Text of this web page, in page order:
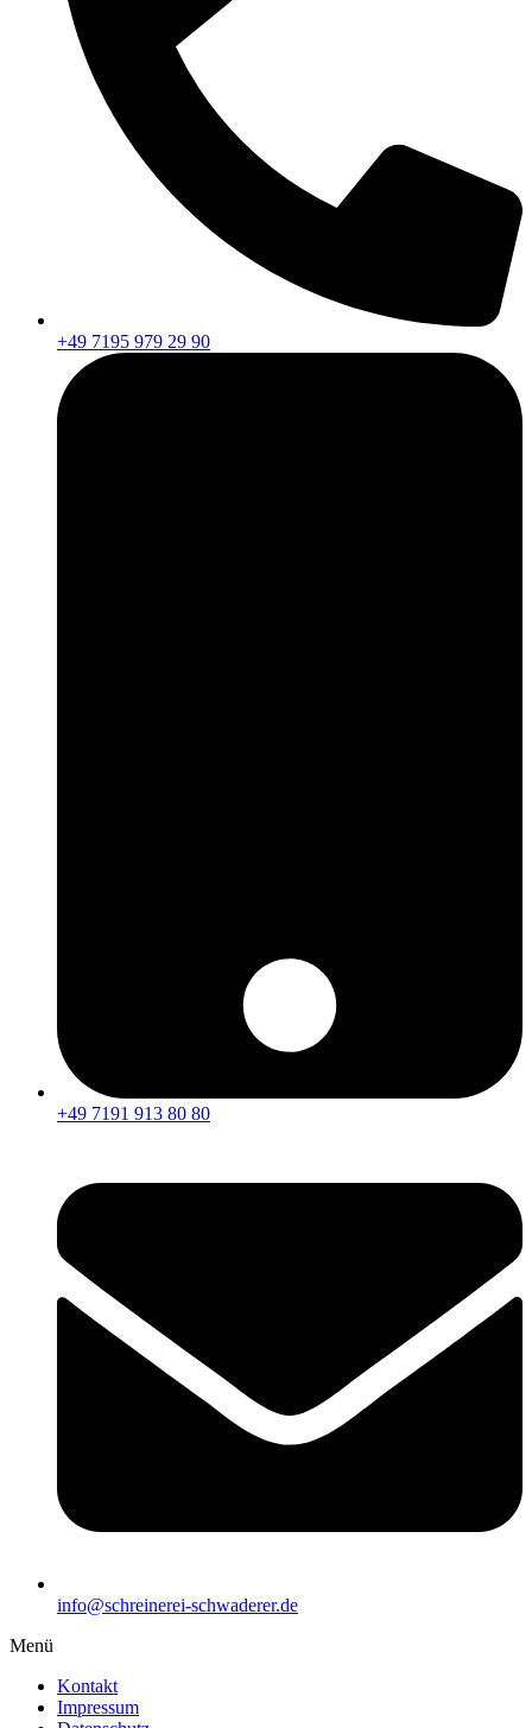
+49 7195 979 29 90
+49 7191 913 80 80
info@schreinerei-schwaderer.de
Menü
Kontakt
Impressum